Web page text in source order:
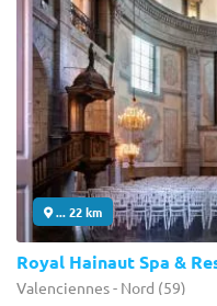
... 22 km
Royal Hainaut Spa &
Valenciennes - Nord (59)